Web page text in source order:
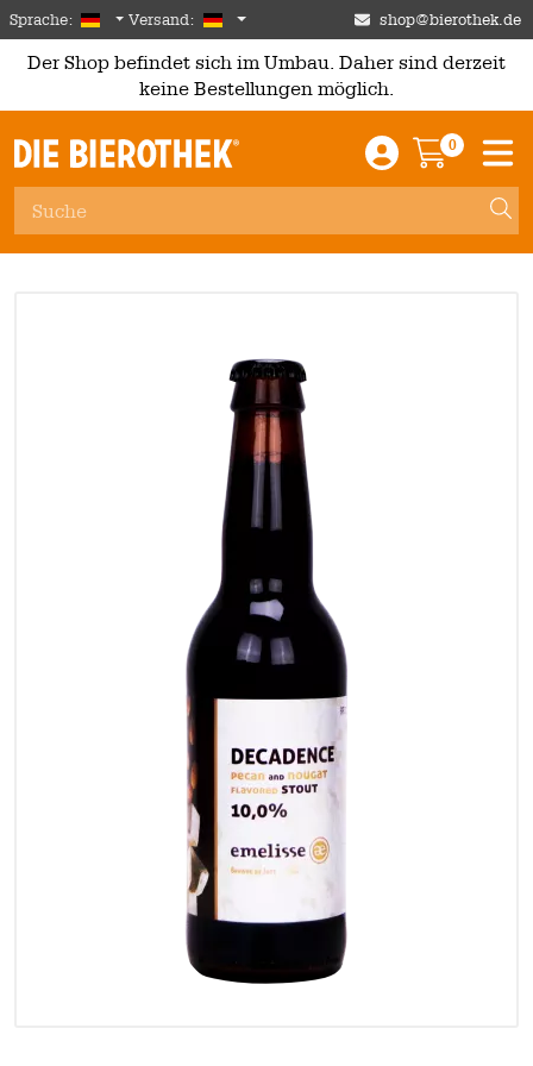
Skip to main content
Sprache: German
Versand: Deutschland shop@bierothek.de
Der Shop befindet sich im Umbau. Daher sind derzeit
keine Bestellungen möglich.
Einloggen /
0